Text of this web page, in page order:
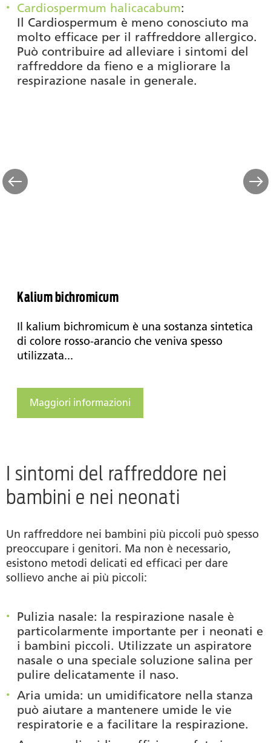
Cardiospermum halicacabum:
Il Cardiospermum è meno conosciuto ma
molto efficace per il raffreddore allergico.
Può contribuire ad alleviare i sintomi del
raffreddore da fieno e a migliorare la
respirazione nasale in generale.
Kalium bichromicum
Il kalium bichromicum è una sostanza sintetica
di colore rosso-arancio che veniva spesso
utilizzata...
Maggiori informazioni
I sintomi del raffreddore nei
bambini e nei neonati
Un raffreddore nei bambini più piccoli può spesso
preoccupare i genitori. Ma non è necessario,
esistono metodi delicati ed efficaci per dare
sollievo anche ai più piccoli:
Pulizia nasale: la respirazione nasale è
particolarmente importante per i neonati e
i bambini piccoli. Utilizzate un aspiratore
nasale o una speciale soluzione salina per
pulire delicatamente il naso.
Aria umida: un umidificatore nella stanza
può aiutare a mantenere umide le vie
respiratorie e a facilitare la respirazione.